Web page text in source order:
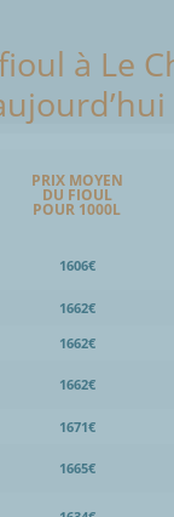
à Le
PRIX MOYEN
DU FIOUL
POUR 1000L
1606€
1662€
1662€
1662€
1671€
1665€